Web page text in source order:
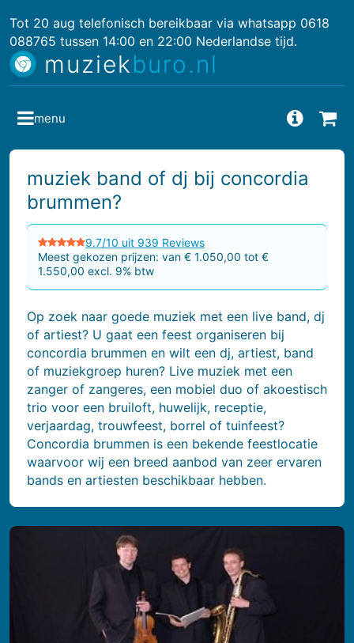
Tot 20 aug telefonisch bereikbaar via whatsapp 0618
088765 tussen 14:00 en 22:00 Nederlandse tijd.
muziekburo.nl
muziek band of dj bij concordia
brummen?
9.7/10 uit 939 Reviews
Meest gekozen prijzen: van € 1.050,00 tot €
1.550,00 excl. 9% btw
Op zoek naar goede muziek met een live band, dj
of artiest? U gaat een feest organiseren bij
concordia brummen en wilt een dj, artiest, band
of muziekgroep huren? Live muziek met een
zanger of zangeres, een mobiel duo of akoestisch
trio voor een bruiloft, huwelijk, receptie,
verjaardag, trouwfeest, borrel of tuinfeest?
Concordia brummen is een bekende feestlocatie
waarvoor wij een breed aanbod van zeer ervaren
bands en artiesten beschikbaar hebben.
menu